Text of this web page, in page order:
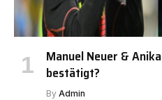
Manuel Neuer &
bestätigt?
By Admin